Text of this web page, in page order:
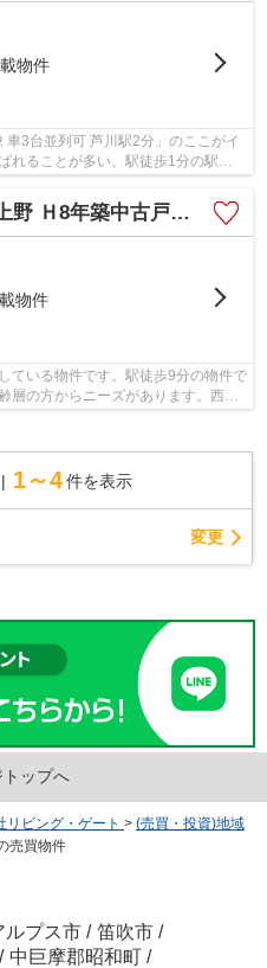
物件
車3台並列可 芦川駅2分」のここがイ
れることが多い、駅徒歩1分の駅近物
中古戸建 土地223坪・建物74坪
物件
ている物件です。駅徒歩9分の物件で
層の方からニーズがあります。西八
1～4 件を表示
変更
ップへ
ビング・ゲート > (売買・投資)地域
売買物件
ルプス市 / 笛吹市 /
/ 中巨摩郡昭和町 /